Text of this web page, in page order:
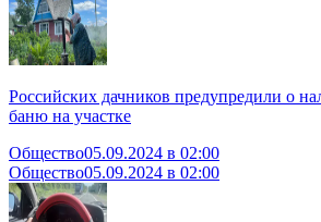
Российских дачников предупредили о
баню на участке
Общество05.09.2024 в 02:00
Общество05.09.2024 в 02:00